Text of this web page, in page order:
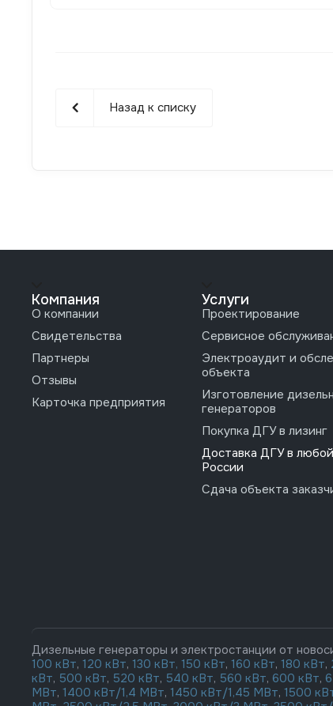
Назад к списку
Компания
О компании
Свидетельства
Партнеры
Отзывы
Карточка предприятия
Услуги
Проектирование
Сервисное
Электроаудит и
объекта
Изготовление
генераторов
Покупка ДГУ в лизинг
Доставка ДГУ в
России
Сдача объекта
Дизельные генераторы и электростанции от
100 кВт, 120 кВт, 130 кВт, 150 кВт, 160 кВт, 180 кВт,
кВт, 500 кВт, 520 кВт, 540 кВт, 560 кВт, 600 кВт,
МВт, 1400 кВт/1,4 МВт, 1450 кВт/1,45 МВт, 1500